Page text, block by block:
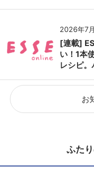
2026年7
[連載]
い！1本
レシピ
お
ふた